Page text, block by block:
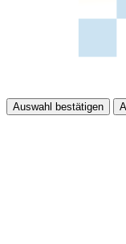
Auswahl bestätigen